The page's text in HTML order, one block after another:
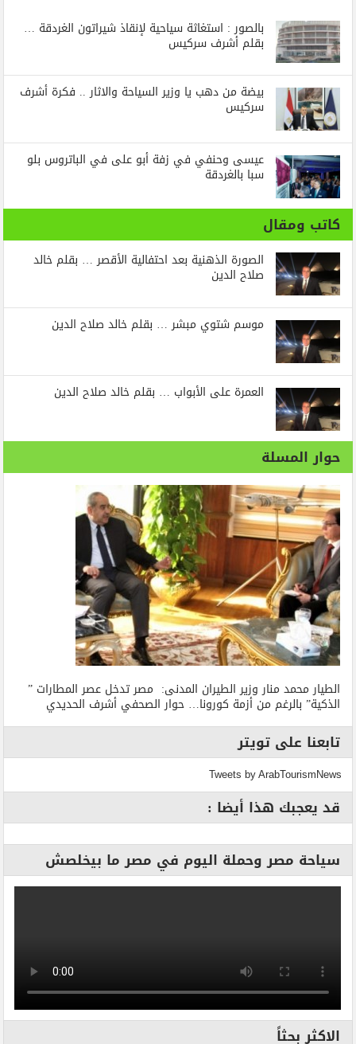
بالصور : استغاثة سياحية لإنقاذ شيراتون الغردقة …
بقلم أشرف سركيس
بيضة من دهب يا وزير السياحة والاثار .. فكرة أشرف
سركيس
عيسى وحنفي في زفة أبو على في الباتروس بلو
سبا بالغردقة
كاتب ومقال
الصورة الذهنية بعد احتفالية الأقصر … بقلم خالد
صلاح الدين
موسم شتوي مبشر … بقلم خالد صلاح الدين
العمرة على الأبواب … بقلم خالد صلاح الدين
حوار المسلة
الطيار محمد منار وزير الطيران المدنى: مصر تدخل عصر المطارات ”
الذكية” بالرغم من أزمة كورونا… حوار الصحفي أشرف الحديدي
تابعنا على تويتر
Tweets by ArabTourismNews
قد يعجبك هذا أيضا :
سياحة مصر وحملة اليوم في مصر ما بيخلصش
الاكثر بحثاً